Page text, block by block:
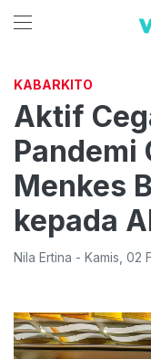
KABARKITO
Aktif
Pandemi
Menkes
kepada
Nila Ertina - Kamis 02